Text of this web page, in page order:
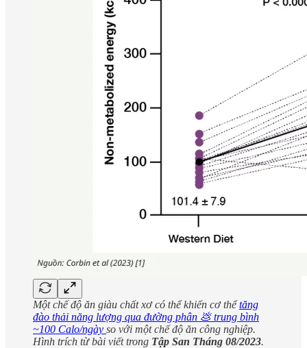
Một chế độ ăn giàu chất xơ có thể khiến cơ thểtăng
đào thải năng lượng qua đường phân 💩 trung bình
~100 Calo/ngày so với một chế độ ăn công nghiệp.
Hình trích từ bài viết trong Tập San Tháng 08/2023.